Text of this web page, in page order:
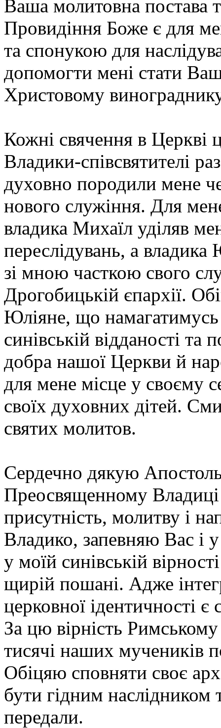
Ваша молитовна постава
Провидіння Боже є для
та спонукою для
допомогти мені стати
Христовому
Кожні свячення в Церкві
Владики-співсвятителі
духовно породили мене
нового служіння. Для
владика Михаїл уділяв
переслідувань, а
зі мною часткою свого
Дрогобицькій єпархії.
Юліяне, що
синівській відданості
добра нашої Церкви й
для мене місце у своєму
своїх духовних дітей.
святих молитов.
Сердечно дякую
Преосвященному
присутність, молитву і
Владико, запевняю Вас і
у моїй синівській
щирій пошані. Адже
церковної ідентичності
За цю вірність
тисячі наших мучеників
Обіцяю сповняти своє
бути гідним
передали.